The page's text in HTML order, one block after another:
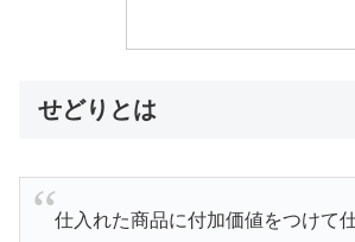
せどりとは
仕入れた商品に付加価値をつけて